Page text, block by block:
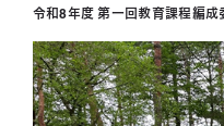
令和8年度 第一回教育課程編成